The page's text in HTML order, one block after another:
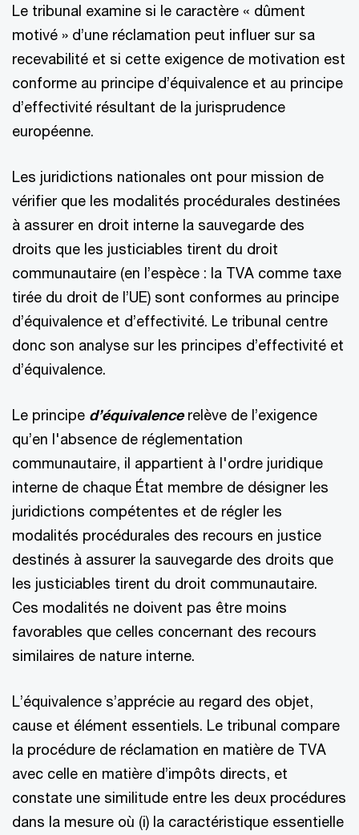
Le tribunal examine si le caractère « dûment
motivé » d’une réclamation peut influer sur sa
recevabilité et si cette exigence de motivation est
conforme au principe d’équivalence et au principe
d’effectivité résultant de la jurisprudence
européenne.
Les juridictions nationales ont pour mission de
vérifier que les modalités procédurales destinées
à assurer en droit interne la sauvegarde des
droits que les justiciables tirent du droit
communautaire (en l’espèce : la TVA comme taxe
tirée du droit de l’UE) sont conformes au principe
d’équivalence et d’effectivité. Le tribunal centre
donc son analyse sur les principes d’effectivité et
d’équivalence.
Le principe d’équivalencerelève de l’exigence
qu’en l'absence de réglementation
communautaire, il appartient à l'ordre juridique
interne de chaque État membre de désigner les
juridictions compétentes et de régler les
modalités procédurales des recours en justice
destinés à assurer la sauvegarde des droits que
les justiciables tirent du droit communautaire.
Ces modalités ne doivent pas être moins
favorables que celles concernant des recours
similaires de nature interne.
L’équivalence s’apprécie au regard des objet,
cause et élément essentiels. Le tribunal compare
la procédure de réclamation en matière de TVA
avec celle en matière d’impôts directs, et
constate une similitude entre les deux procédures
dans la mesure où (i) la caractéristique essentielle